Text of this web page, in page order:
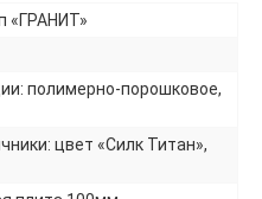
«ГРАНИТ»
полимерно-порошковое,
цвет «Силк Титан»,